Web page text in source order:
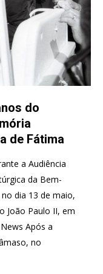
do
de Fátima
a Audiência
da Bem-
dia 13 de maio,
João Paulo II, em
Após a
no